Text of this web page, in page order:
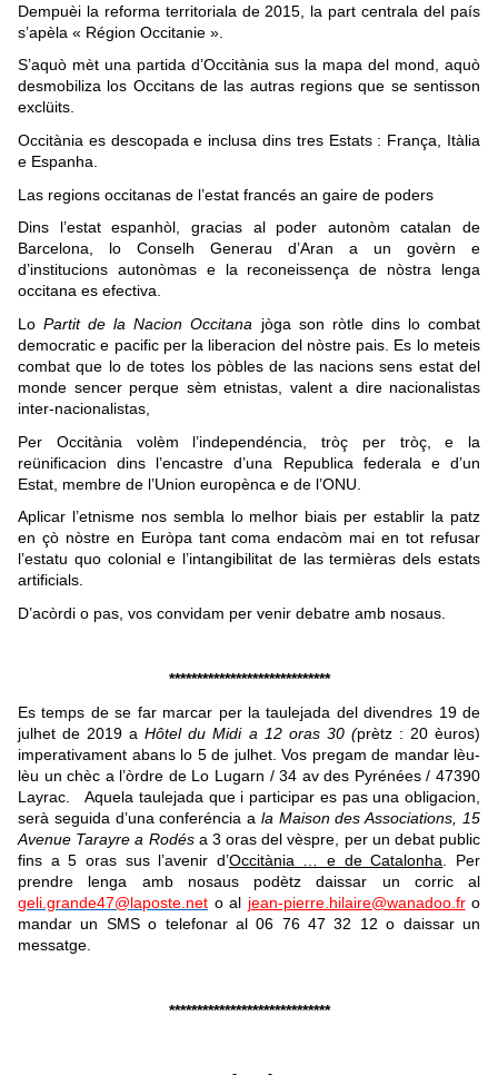
Dempuèi la reforma territoriala de 2015, la part centrala del país
s’apèla « Région Occitanie ».
S’aquò mèt una partida d’Occitània sus la mapa del mond, aquò
desmobiliza los Occitans de las autras regions que se sentisson
exclüits.
Occitània es descopada e inclusa dins tres Estats : França, Itàlia
e Espanha.
Las regions occitanas de l’estat francés an gaire de poders
Dins l’estat espanhòl, gracias al poder autonòm catalan de
Barcelona, lo Conselh Generau d’Aran a un govèrn e
d’institucions autonòmas e la reconeissença de nòstra lenga
occitana es efectiva.
LoPartit de la Nacion Occitana jòga son ròtle dins lo combat
democratic e pacific per la liberacion del nòstre pais. Es lo meteis
combat que lo de totes los pòbles de las nacions sens estat del
monde sencer perque sèm etnistas, valent a dire nacionalistas
inter-nacionalistas,
Per Occitània volèm l’independéncia, tròç per tròç, e la
reünificacion dins l’encastre d’una Republica federala e d’un
Estat, membre de l’Union europènca e de l’ONU.
Aplicar l’etnisme nos sembla lo melhor biais per establir la patz
en çò nòstre en Euròpa tant coma endacòm mai en tot refusar
l’estatu quo colonial e l’intangibilitat de las termièras dels estats
artificials.
D’acòrdi o pas, vos convidam per venir debatre amb nosaus.
*****************************
Es temps de se far marcar per la taulejada del divendres 19 de
julhet de 2019 aHôtel du Midi a 12 oras 30 (prètz : 20 èuros)
imperativament abans lo 5 de julhet. Vos pregam de mandar lèu-
lèu un chèc a l’òrdre de Lo Lugarn / 34 av des Pyrénées / 47390
Layrac.
Aquela taulejada que i participar es pas una obligacion,
serà seguida d’una conferéncia a la Maison des Associations, 15
Avenue Tarayre a Rodés a 3 oras del vèspre, per un debat public
fins a 5 oras sus l’avenir d’Occitània … e de Catalonha . Per
prendre lenga amb nosaus podètz daissar un corric al
geli.grande47@laposte.net o al jean-pierre.hilaire@wanadoo.fro
mandar un SMS o telefonar al 06 76 47 32 12 o daissar un
messatge.
*****************************